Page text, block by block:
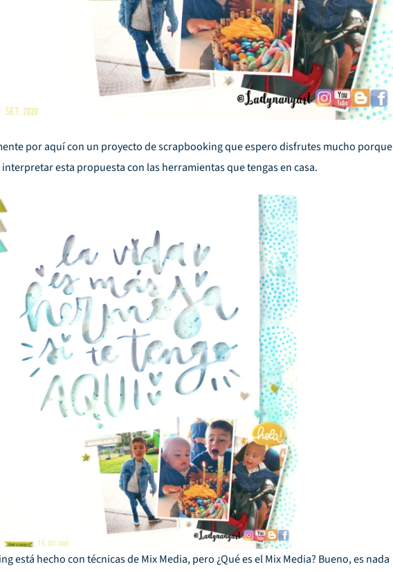
por aquí con un proyecto de scrapbooking que espero disfrutes mucho porque
esta propuesta con las herramientas que tengas en casa.
está hecho con técnicas de Mix Media, pero ¿Qué es el Mix Media? Bueno, es nada